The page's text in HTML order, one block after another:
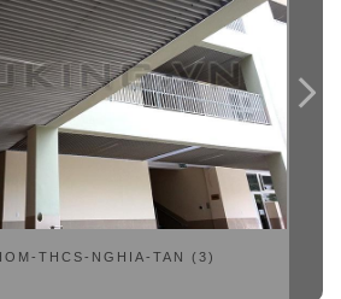
THCS-NGHIA-TAN (3)